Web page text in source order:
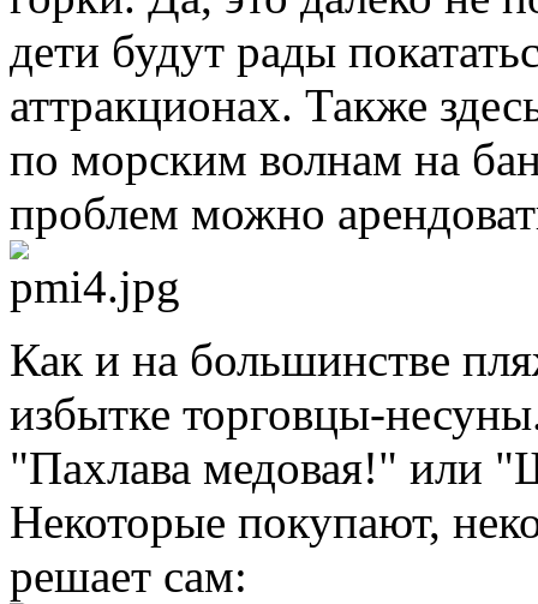
дети будут рады
аттракционах. Также
по морским волнам на
проблем можно
Как и на большинстве
избытке торговцы-
"Пахлава медовая!" или
Некоторые покупают,
решает сам: